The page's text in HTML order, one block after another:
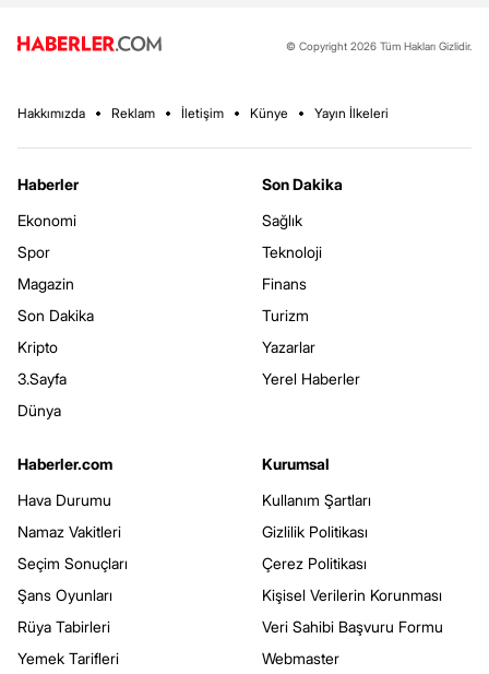
© Copyright 2026 Tüm Hakları Gizlidir.
Hakkımızda Reklam İletişim Künye Yayın İlkeleri
Haberler
Ekonomi
Spor
Magazin
Son Dakika
Kripto
3.Sayfa
Dünya
Son Dakika
Sağlık
Teknoloji
Finans
Turizm
Yazarlar
Yerel Haberler
Haberler.com
Hava Durumu
Namaz Vakitleri
Seçim Sonuçları
Şans Oyunları
Rüya Tabirleri
Yemek Tarifleri
Kurumsal
Kullanım Şartları
Gizlilik Politikası
Çerez Politikası
Kişisel Verilerin Korunması
Veri Sahibi Başvuru Formu
Webmaster